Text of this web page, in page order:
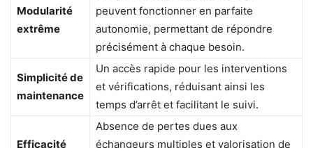
Modularité
extrême
peuvent fonctionner en parfaite
autonomie, permettant de répondre
précisément à chaque besoin.
Simplicité de
maintenance
Un accès rapide pour les interventions
et vérifications, réduisant ainsi les
temps d’arrêt et facilitant le suivi.
Efficacité
Absence de pertes dues aux
échangeurs multiples et valorisation de